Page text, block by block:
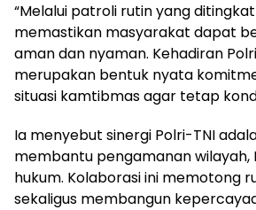
“Melalui patroli rutin yang
memastikan masyarakat dapat
aman dan nyaman. Kehadiran
merupakan bentuk nyata
situasi kamtibmas agar tetap
Ia menyebut sinergi Polri-TNI
membantu pengamanan wilayah,
hukum. Kolaborasi ini memotong
sekaligus membangun